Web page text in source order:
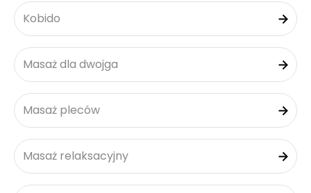
Kobido
Masaż dla dwojga
Masaż pleców
Masaż relaksacyjny